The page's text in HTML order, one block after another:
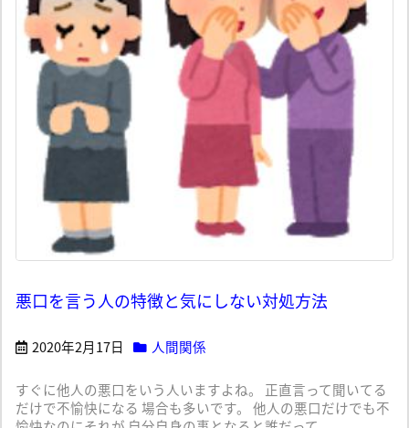
悪口を言う人の特徴と気にしない対処方法
2020年2月17日 人間関係
すぐに他人の悪口をいう人いますよね。 正直言って聞いてる
だけで不愉快になる 場合も多いです。 他人の悪口だけでも不